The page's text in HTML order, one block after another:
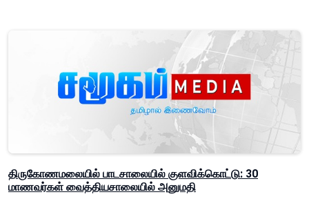
திருகோணமலையில் பாடசாலையில் குளவிக்கொட்டு: 30
மாணவர்கள் வைத்தியசாலையில் அனுமதி